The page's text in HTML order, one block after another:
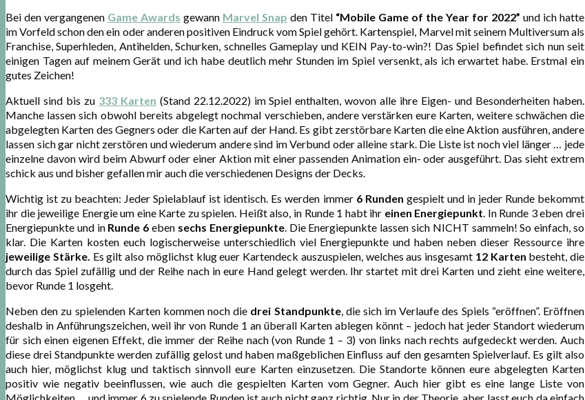
Bei den vergangenen Game Awards gewann Marvel Snap den Titel “Mobile Game of the Year for 2022” und ich hatte
im Vorfeld schon den ein oder anderen positiven Eindruck vom Spiel gehört. Kartenspiel, Marvel mit seinem Multiversum als
Franchise, Superhleden, Antihelden, Schurken, schnelles Gameplay und KEIN Pay-to-win?! Das Spiel befindet sich nun seit
einigen Tagen auf meinem Gerät und ich habe deutlich mehr Stunden im Spiel versenkt, als ich erwartet habe. Erstmal ein
gutes Zeichen!
Aktuell sind bis zu 333 Karten (Stand 22.12.2022) im Spiel enthalten, wovon alle ihre Eigen- und Besonderheiten haben.
Manche lassen sich obwohl bereits abgelegt nochmal verschieben, andere verstärken eure Karten, weitere schwächen die
abgelegten Karten des Gegners oder die Karten auf der Hand. Es gibt zerstörbare Karten die eine Aktion ausführen, andere
lassen sich gar nicht zerstören und wiederum andere sind im Verbund oder alleine stark. Die Liste ist noch viel länger … jede
einzelne davon wird beim Abwurf oder einer Aktion mit einer passenden Animation ein- oder ausgeführt. Das sieht extrem
schick aus und bisher gefallen mir auch die verschiedenen Designs der Decks.
Wichtig ist zu beachten: Jeder Spielablauf ist identisch. Es werden immer 6 Runden gespielt und in jeder Runde bekommt
ihr die jeweilige Energie um eine Karte zu spielen. Heißt also, in Runde 1 habt ihr einen Energiepunkt . In Runde 3 eben drei
Energiepunkte und in Runde 6eben sechs Energiepunkte. Die Energiepunkte lassen sich NICHT sammeln! So einfach, so
klar. Die Karten kosten euch logischerweise unterschiedlich viel Energiepunkte und haben neben dieser Ressource ihre
jeweilige Stärke. Es gilt also möglichst klug euer Kartendeck auszuspielen, welches aus insgesamt 12 Karten besteht, die
durch das Spiel zufällig und der Reihe nach in eure Hand gelegt werden. Ihr startet mit drei Karten und zieht eine weitere,
bevor Runde 1 losgeht.
Neben den zu spielenden Karten kommen noch die drei Standpunkte, die sich im Verlaufe des Spiels “eröffnen”. Eröffnen
deshalb in Anführungszeichen, weil ihr von Runde 1 an überall Karten ablegen könnt – jedoch hat jeder Standort wiederum
für sich einen eigenen Effekt, die immer der Reihe nach (von Runde 1 – 3) von links nach rechts aufgedeckt werden. Auch
diese drei Standpunkte werden zufällig gelost und haben maßgeblichen Einfluss auf den gesamten Spielverlauf. Es gilt also
auch hier, möglichst klug und taktisch sinnvoll eure Karten einzusetzen. Die Standorte können eure abgelegten Karten
positiv wie negativ beeinflussen, wie auch die gespielten Karten vom Gegner. Auch hier gibt es eine lange Liste von
Möglichkeiten … und immer 6 zu spielende Runden ist auch nicht ganz richtig. Nur in der Theorie, aber lasst euch da einfach